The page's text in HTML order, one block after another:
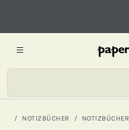
NOTIZBÜCHER NOTIZBÜCHER